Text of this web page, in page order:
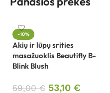
-10%
Akių ir lūpų srities
masažuoklis Beautifly B-
Blink Blush
59,00€ 53,10 €